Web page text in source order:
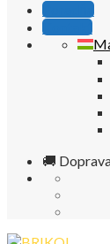
Poradňa
Kontakt
🚚